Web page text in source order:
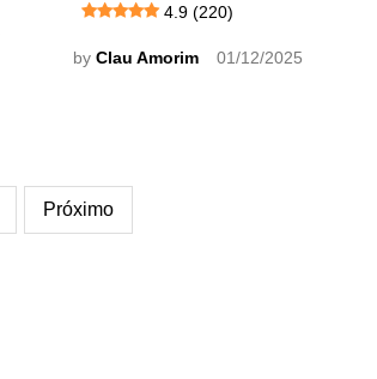
4.9 (220)
byClau Amorim 01/12/2025
Próximo